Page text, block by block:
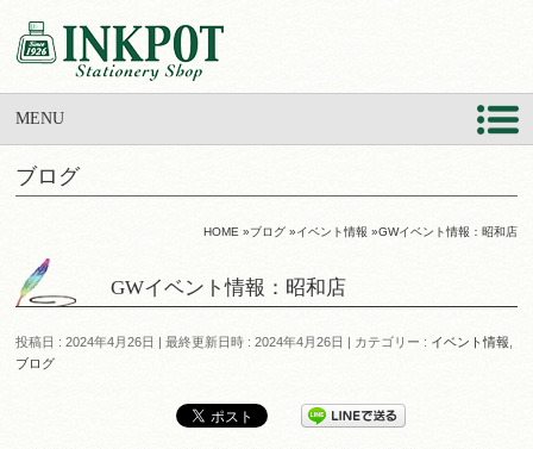
MENU
ブログ
HOME »ブログ»イベント情報 »GWイベント情報：昭和店
GWイベント情報：昭和店
投稿日 : 2024年4月26日 最終更新日時 : 2024年4月26日 カテゴリー : イベント情報
ブログ